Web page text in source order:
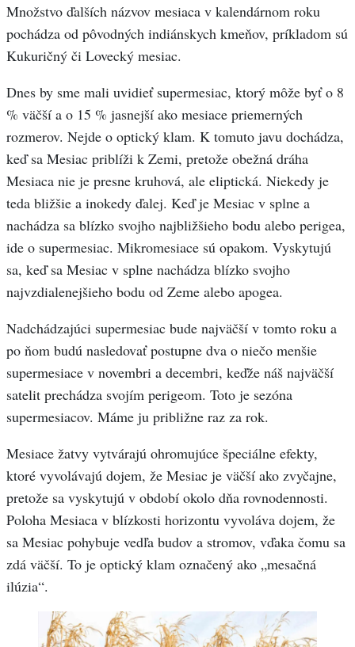
Množstvo ďalších názvov mesiaca v kalendárnom roku
pochádza od pôvodných indiánskych kmeňov, príkladom sú
Kukuričný či Lovecký mesiac.
Dnes by sme mali uvidieť supermesiac, ktorý môže byť o 8
% väčší a o 15 % jasnejší ako mesiace priemerných
rozmerov. Nejde o optický klam. K tomuto javu dochádza,
keď sa Mesiac priblíži k Zemi, pretože obežná dráha
Mesiaca nie je presne kruhová, ale eliptická. Niekedy je
teda bližšie a inokedy ďalej. Keď je Mesiac v splne a
nachádza sa blízko svojho najbližšieho bodu alebo perigea,
ide o supermesiac. Mikromesiace sú opakom. Vyskytujú
sa, keď sa Mesiac v splne nachádza blízko svojho
najvzdialenejšieho bodu od Zeme alebo apogea.
Nadchádzajúci supermesiac bude najväčší v tomto roku a
po ňom budú nasledovať postupne dva o niečo menšie
supermesiace v novembri a decembri, keďže náš najväčší
satelit prechádza svojím perigeom. Toto je sezóna
supermesiacov. Máme ju približne raz za rok.
Mesiace žatvy vytvárajú ohromujúce špeciálne efekty,
ktoré vyvolávajú dojem, že Mesiac je väčší ako zvyčajne,
pretože sa vyskytujú v období okolo dňa rovnodennosti.
Poloha Mesiaca v blízkosti horizontu vyvoláva dojem, že
sa Mesiac pohybuje vedľa budov a stromov, vďaka čomu sa
zdá väčší. To je optický klam označený ako „mesačná
ilúzia“.